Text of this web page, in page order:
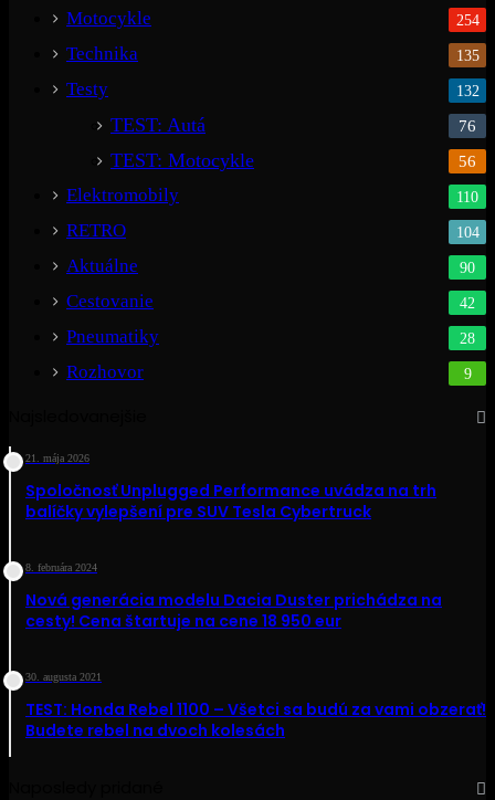
Motocykle 254
Technika 135
Testy 132
TEST: Autá 76
TEST: Motocykle 56
Elektromobily 110
RETRO 104
Aktuálne 90
Cestovanie 42
Pneumatiky 28
Rozhovor 9
21. mája 2026
Spoločnosť Unplugged Performance uvádza na trh
balíčky vylepšení pre SUV Tesla Cybertruck
8. februára 2024
Nová generácia modelu Dacia Duster prichádza na
cesty! Cena štartuje na cene 18 950 eur
30. augusta 2021
TEST: Honda Rebel 1100 – Všetci sa budú za vami obzerať!
Budete rebel na dvoch kolesách